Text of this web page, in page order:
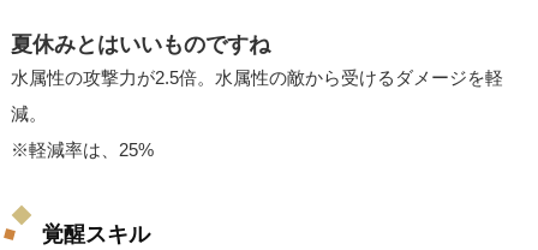
夏休みとはいいものですね
水属性の攻撃力が2.5倍。水属性の敵から受けるダメージを軽
減。
※軽減率は、25%
覚醒スキル